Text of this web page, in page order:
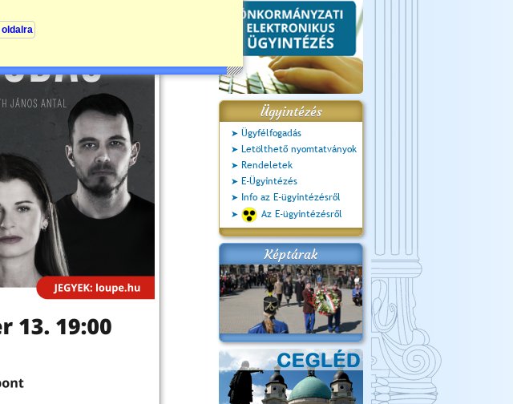
2026.08.19.
Ceglédi fotóklub kiállítás
2026.08.20.
Szent István Ünnepe
Ügyintézés
Ügyfélfogadás
Letölthető nyomtatványok
Rendeletek
E-Ügyintézés
Info az E-ügyintézésről
Az E-ügyintézésről
Képtárak